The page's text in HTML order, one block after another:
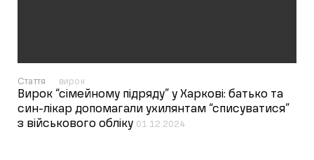
Стаття вирок
Вирок “сімейному підряду” у Харкові: батько та
син-лікар допомагали ухилянтам “списуватися”
з військового обліку 01.12.2024